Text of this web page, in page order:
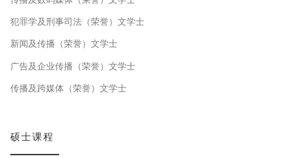
犯罪学及刑事司法（荣誉）文学士
新闻及传播（荣誉）文学士
广告及企业传播（荣誉）文学士
传播及跨媒体（荣誉）文学士
硕士课程